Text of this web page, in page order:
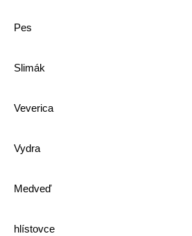
Pes
Slimák
Veverica
Vydra
Medveď
hlístovce